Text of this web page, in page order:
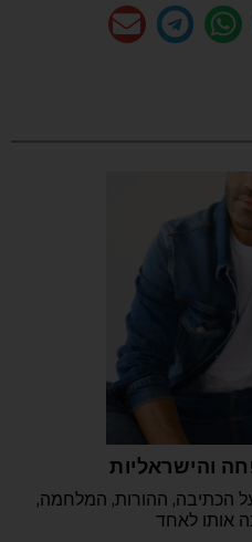
והישראליות
הכתיבה, ההורות, המלחמה,
אותו לאחד